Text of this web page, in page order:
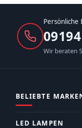
Wir beraten
BELIEBTE
LED LAMPEN